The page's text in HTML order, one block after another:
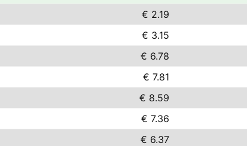
€ 2.19
€ 3.15
€ 6.78
€ 7.81
€ 8.59
€ 7.36
€ 6.37